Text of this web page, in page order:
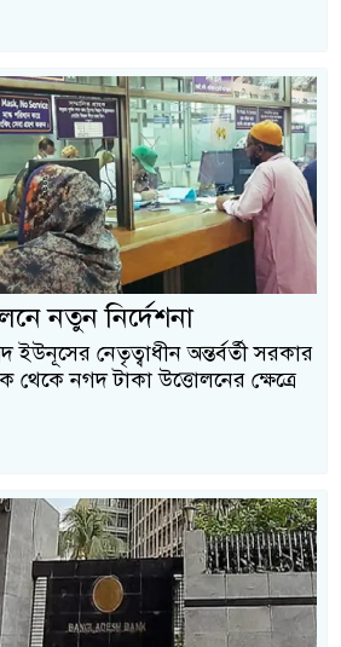
নতুন নির্দেশনা
নেতৃত্বাধীন অন্তর্বর্তী সরকার
থেকে নগদ টাকা উত্তোলনের ক্ষেত্রে